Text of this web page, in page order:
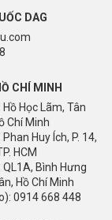
DAG
CHÍ MINH
Hồ Học Lãm, Tân
Chí Minh
Huy Ích, P. 14,
HCM
QL1A, Bình Hưng
Hồ Chí Minh
0914 668 448